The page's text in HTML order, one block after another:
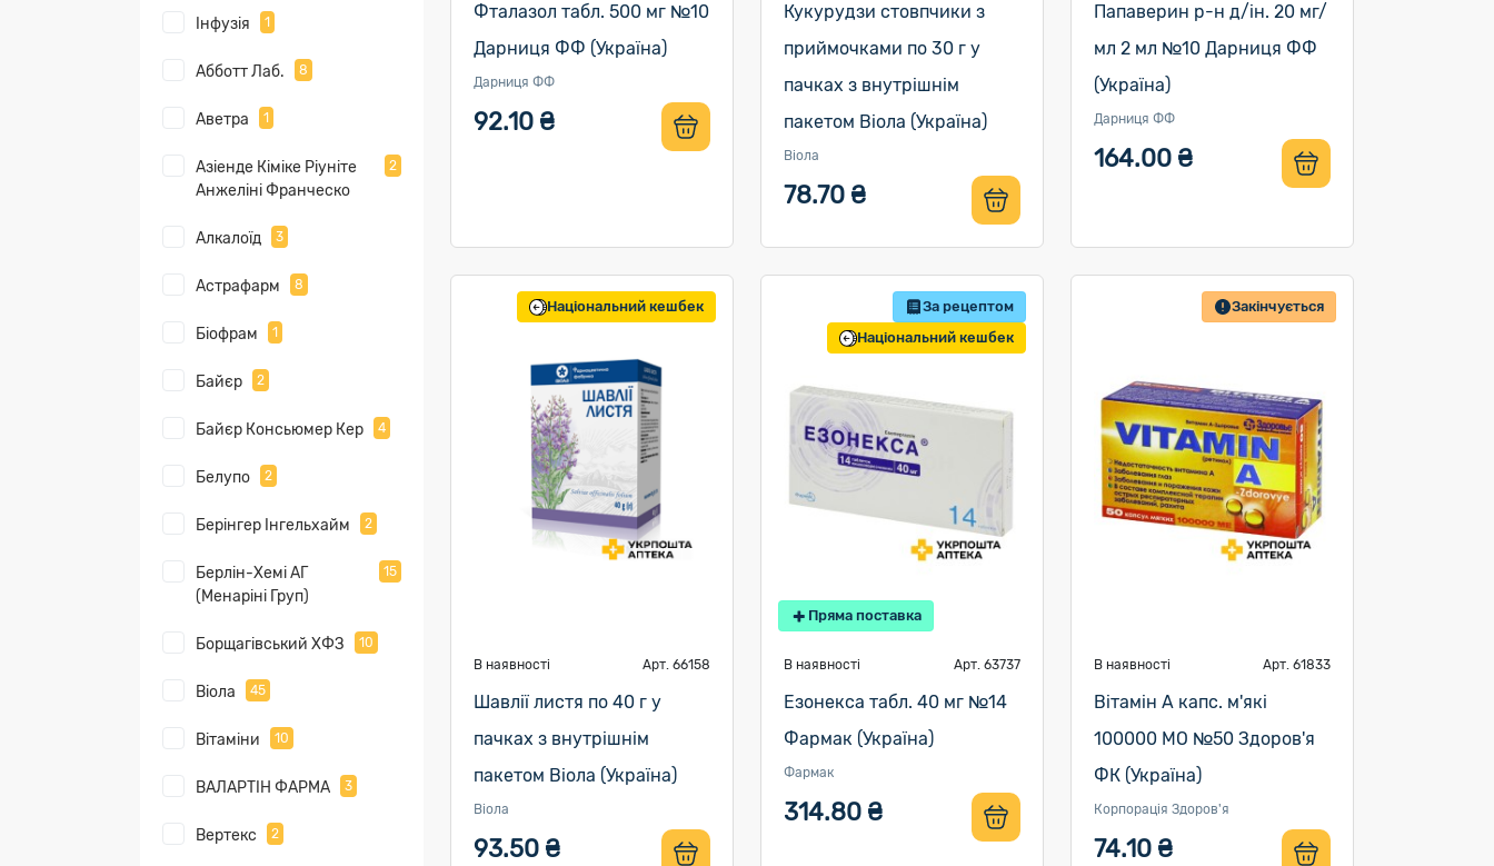
Інфузія 1
Абботт Лаб. 8
Аветра 1
Азіенде Кіміке Ріуніте
Анжеліні Франческо
2
Алкалоїд 3
Астрафарм 8
Біофрам 1
Байєр 2
Байєр Консьюмер Кер 4
Белупо 2
Берінгер Інгельхайм 2
Берлін-Хемі АГ
(Менаріні Груп)
15
Борщагівський ХФЗ 10
Віола 45
Вітаміни 10
ВАЛАРТІН ФАРМА 3
Вертекс 2
Фталазол табл. 500 мг №10
Дарниця ФФ (Україна)
Дарниця ФФ
92.10 ₴
Кукурудзи стовпчики з
приймочками по 30 г у
пачках з внутрішнім
пакетом Віола (Україна)
Віола
78.70 ₴
Папаверин р-н д/ін. 20 мг/
мл 2 мл №10 Дарниця ФФ
(Україна)
Дарниця ФФ
164.00 ₴
Національний кешбек
В наявності Арт. 66158
Шавлії листя по 40 г у
пачках з внутрішнім
пакетом Віола (Україна)
Віола
93.50 ₴
За рецептом
Національний кешбек
Пряма поставка
В наявності Арт. 63737
Езонекса табл. 40 мг №14
Фармак (Україна)
Фармак
314.80 ₴
Закінчується
В наявності Арт. 61833
Вітамін A капс. м'які
100000 МО №50 Здоров'я
ФК (Україна)
Корпорація Здоров'я
74.10 ₴